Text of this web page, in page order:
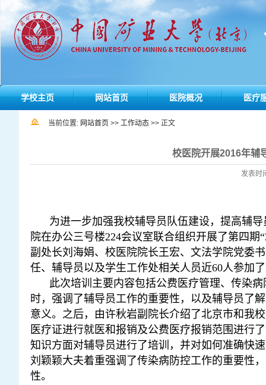
学校主页 网站首页 医院概况 医疗
当前位置: 网站首页 >> 工作动态 >> 正文
校医院开展2016年辅
发表
为进一步加强我校辅导员队伍建设，提高辅
院在办公三号楼224会议室联合组织开展了第四期
副处长刘海娟、校医院院长王宏、文法学院党委
任、辅导员以及学生工作处相关人员近60人参加
此次培训主要内容包括公费医疗管理、传染
时，强调了辅导员工作的重要性，以及辅导员了
意义。之后，由许秋岩副院长介绍了北京市和我
医疗证进行就医和报销及公费医疗报销范围进行
知识方面对辅导员进行了培训，并对如何准确快
刘颖颖大夫着重强调了传染病防控工作的重要性
性。